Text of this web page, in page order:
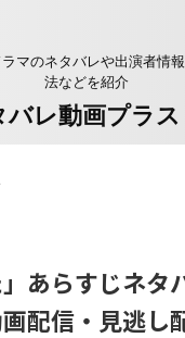
マのネタバレや出演者情
法などを紹介
レ動画プラス
」あらすじネタ
配信・見逃し